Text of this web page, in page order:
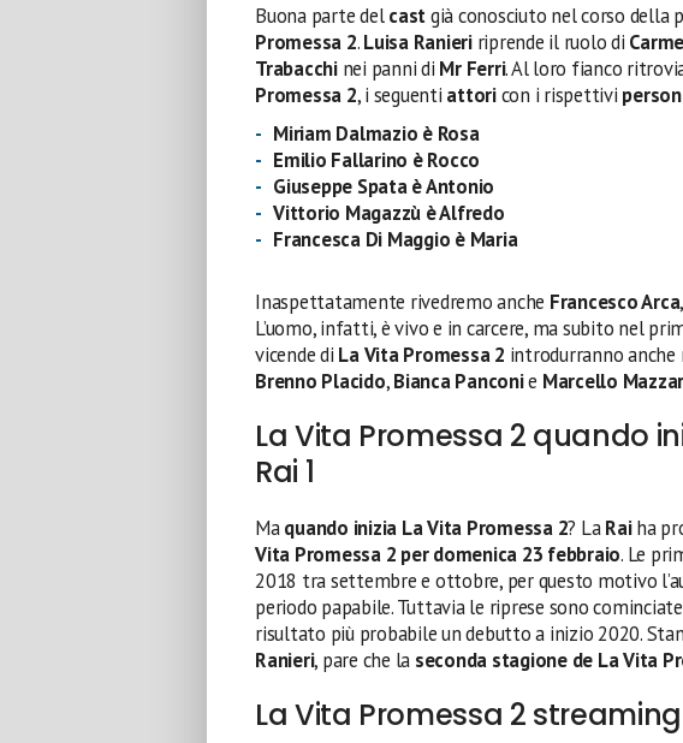
Buona parte delcastgià conosciuto nel corso della
Promessa 2.Luisa Ranieririprende il ruolo di
Trabacchinei panni di Mr Ferri. Al loro fianco
Promessa 2, i seguenti attoricon i rispettivi
Miriam Dalmazio è Rosa
Emilio Fallarino è Rocco
Giuseppe Spata è Antonio
Vittorio Magazzù è Alfredo
Francesca Di Maggio è Maria
Inaspettatamente rivedremo anche Francesco Arca
L’uomo, infatti, è vivo e in carcere, ma subito nel
vicende di La Vita Promessa 2 introdurranno anche
Brenno Placido,Bianca Panconie Marcello
La Vita Promessa 2 quando
Rai 1
Maquando inizia La Vita Promessa 2? LaRaiha
Vita Promessa 2 per domenica 23 febbraio. Le
2018 tra settembre e ottobre, per questo motivo
periodo papabile. Tuttavia le riprese sono
risultato più probabile un debutto a inizio 2020.
Ranieri, pare che la seconda stagione de La Vita
La Vita Promessa 2